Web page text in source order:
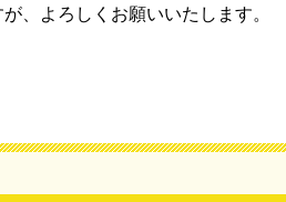
、よろしくお願いいたします。